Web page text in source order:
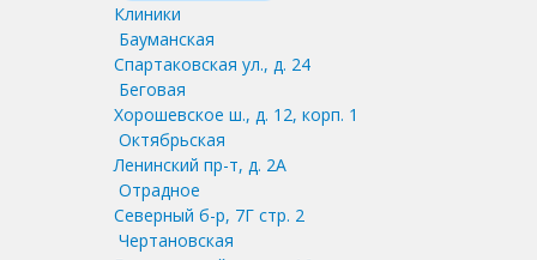
Клиники
Бауманская
Спартаковская ул., д. 24
Беговая
Хорошевское ш., д. 12, корп. 1
Октябрьская
Ленинский пр-т, д. 2А
Отрадное
Северный б-р, 7Г стр. 2
Чертановская